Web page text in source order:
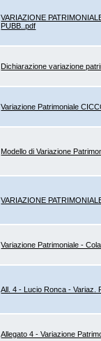
VARIAZIONE
PUBB..pdf
Dichiarazione variazione
Variazione Patrimoniale
Modello di Variazione
VARIAZIONE
Variazione Patrimoniale -
All. 4 - Lucio Ronca - Variaz.
Allegato 4 - Variazione